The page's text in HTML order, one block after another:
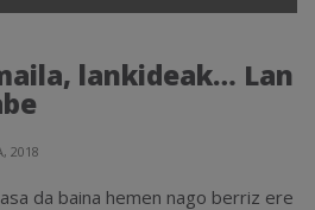
lankideak… Lan
2018
da baina hemen nago berriz ere